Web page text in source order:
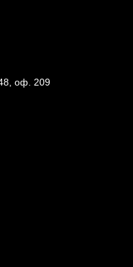
48, оф. 209